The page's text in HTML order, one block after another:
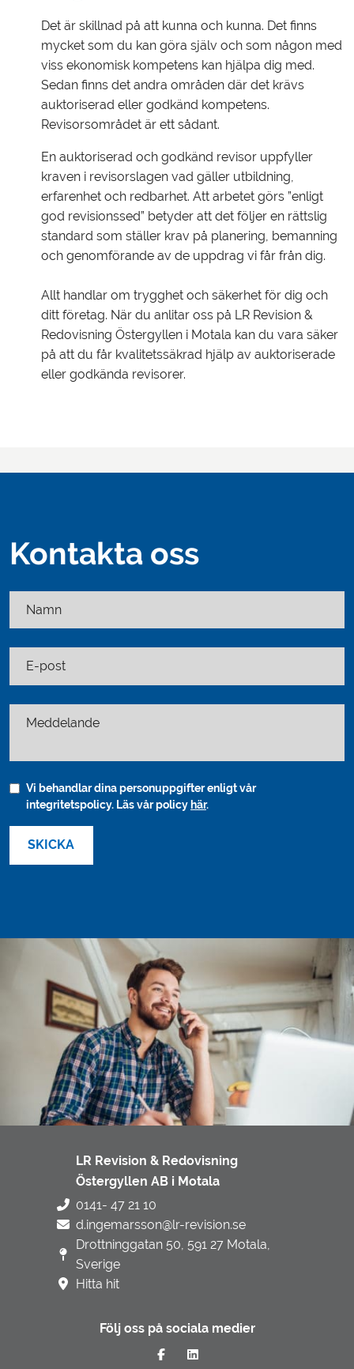
Det är skillnad på att kunna och kunna. Det finns
mycket som du kan göra själv och som någon med
viss ekonomisk kompetens kan hjälpa dig med.
Sedan finns det andra områden där det krävs
auktoriserad eller godkänd kompetens.
Revisorsområdet är ett sådant.
En auktoriserad och godkänd revisor uppfyller
kraven i revisorslagen vad gäller utbildning,
erfarenhet och redbarhet. Att arbetet görs ”enligt
god revisionssed” betyder att det följer en rättslig
standard som ställer krav på planering, bemanning
och genomförande av de uppdrag vi får från dig.
Allt handlar om trygghet och säkerhet för dig och
ditt företag. När du anlitar oss på LR Revision &
Redovisning Östergyllen i Motala kan du vara säker
på att du får kvalitetssäkrad hjälp av auktoriserade
eller godkända revisorer.
Kontakta oss
Namn
E-post
Vi behandlar dina personuppgifter enligt vår
integritetspolicy. Läs vår policy här.
LR Revision & Redovisning
Östergyllen AB i Motala
0141- 47 21 10
d.ingemarsson@lr-revision.se
Drottninggatan 50, 591 27 Motala,
Sverige
Hitta hit
Följ oss på sociala medier